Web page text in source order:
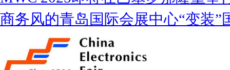
商务风的青岛国际会展中心“变装”